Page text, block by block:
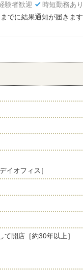
験者歓迎
時短勤務あり
でに結果通知が届きます
イオフィス］
開店［約30年以上］